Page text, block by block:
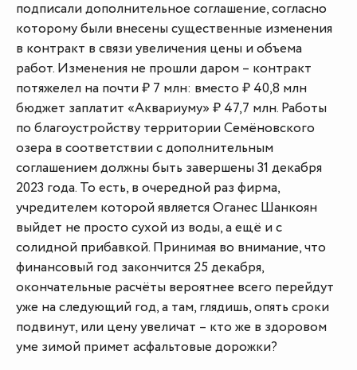
подписали дополнительное соглашение, согласно
которому были внесены существенные изменения
в контракт в связи увеличения цены и объема
работ. Изменения не прошли даром – контракт
потяжелел на почти ₽ 7 млн: вместо ₽ 40,8 млн
бюджет заплатит «Аквариуму» ₽ 47,7 млн. Работы
по благоустройству территории Семёновского
озера в соответствии с дополнительным
соглашением должны быть завершены 31 декабря
2023 года. То есть, в очередной раз фирма,
учредителем которой является Оганес Шанкоян
выйдет не просто сухой из воды, а ещё и с
солидной прибавкой. Принимая во внимание, что
финансовый год закончится 25 декабря,
окончательные расчёты вероятнее всего перейдут
уже на следующий год, а там, глядишь, опять сроки
подвинут, или цену увеличат – кто же в здоровом
уме зимой примет асфальтовые дорожки?